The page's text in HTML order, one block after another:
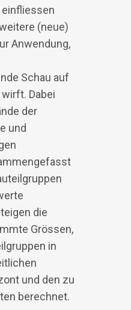
einfliessen
(neue)
Anwendung,
Schau auf
Dabei
der
und
die
Grössen,
in
und den zu
berechnet.